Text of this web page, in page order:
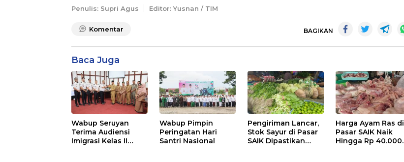
Penulis: Supri Agus Editor: Yusnan / TIM
Komentar BAGIKAN
Baca Juga
Wabup Seruyan
Terima Audiensi
Imigrasi Kelas II
Wabup Pimpin
Peringatan Hari
Santri Nasional
Pengiriman Lancar,
Stok Sayur di Pasar
SAIK Dipastikan
Harga Ayam Ras di
Pasar SAIK Naik
Hingga Rp 40.000